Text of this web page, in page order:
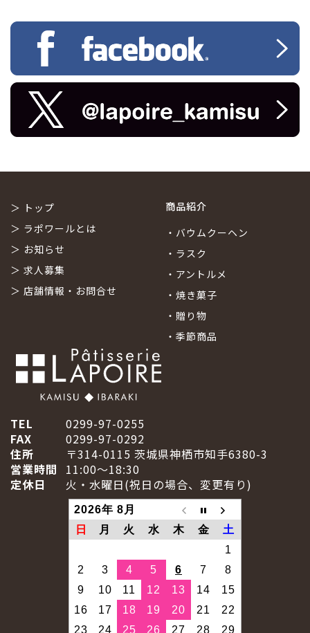
＞ トップ
＞ ラポワールとは
＞ お知らせ
＞ 求人募集
＞ 店舗情報・お問合せ
商品紹介
・ バウムクーヘン
・ ラスク
・ アントルメ
・ 焼き菓子
・ 贈り物
・ 季節商品
TEL
0299-97-0255
FAX
0299-97-0292
住所
〒314-0115 茨城県神栖市知手6380-3
営業時間
11:00～18:30
定休日
火・水曜日(祝日の場合、変更有り)
2026年 8月
日
月 火 水 木 金
土
1
2
3 4 5 6 7
8
9
10 11 12 13 14
15
16
17 18 19 20 21
22
23
24 25 26 27 28 29